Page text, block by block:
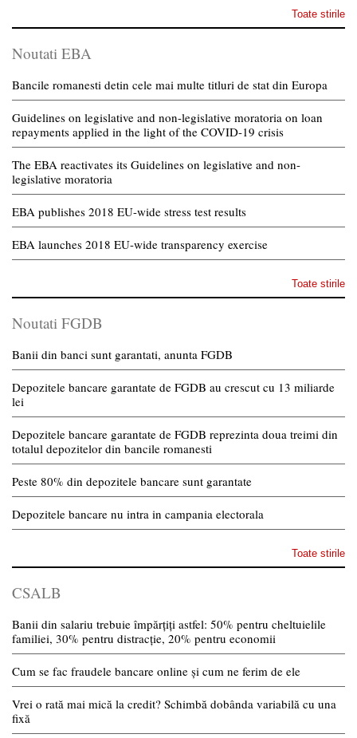
Toate stirile
Noutati EBA
Bancile romanesti detin cele mai multe titluri de stat din Europa
Guidelines on legislative and non-legislative moratoria on loan
repayments applied in the light of the COVID-19 crisis
The EBA reactivates its Guidelines on legislative and non-
legislative moratoria
EBA publishes 2018 EU-wide stress test results
EBA launches 2018 EU-wide transparency exercise
Toate stirile
Noutati FGDB
Banii din banci sunt garantati, anunta FGDB
Depozitele bancare garantate de FGDB au crescut cu 13 miliarde
lei
Depozitele bancare garantate de FGDB reprezinta doua treimi din
totalul depozitelor din bancile romanesti
Peste 80% din depozitele bancare sunt garantate
Depozitele bancare nu intra in campania electorala
Toate stirile
CSALB
Banii din salariu trebuie împărțiți astfel: 50% pentru cheltuielile
familiei, 30% pentru distracție, 20% pentru economii
Cum se fac fraudele bancare online și cum ne ferim de ele
Vrei o rată mai mică la credit? Schimbă dobânda variabilă cu una
fixă